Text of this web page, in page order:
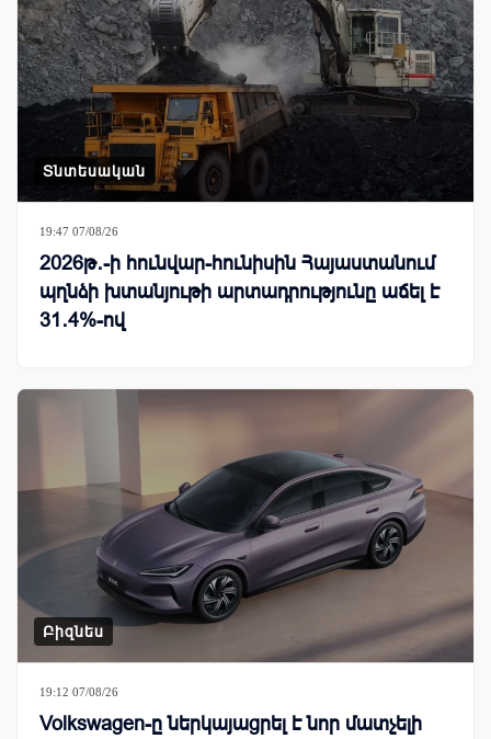
Տնտեսական
19:47 07/08/26
2026թ․-ի հունվար-հունիսին Հայաստանում
պղնձի խտանյութի արտադրությունը աճել է
31․4%-ով
Բիզնես
19:12 07/08/26
Volkswagen-ը ներկայացրել է նոր մատչելի